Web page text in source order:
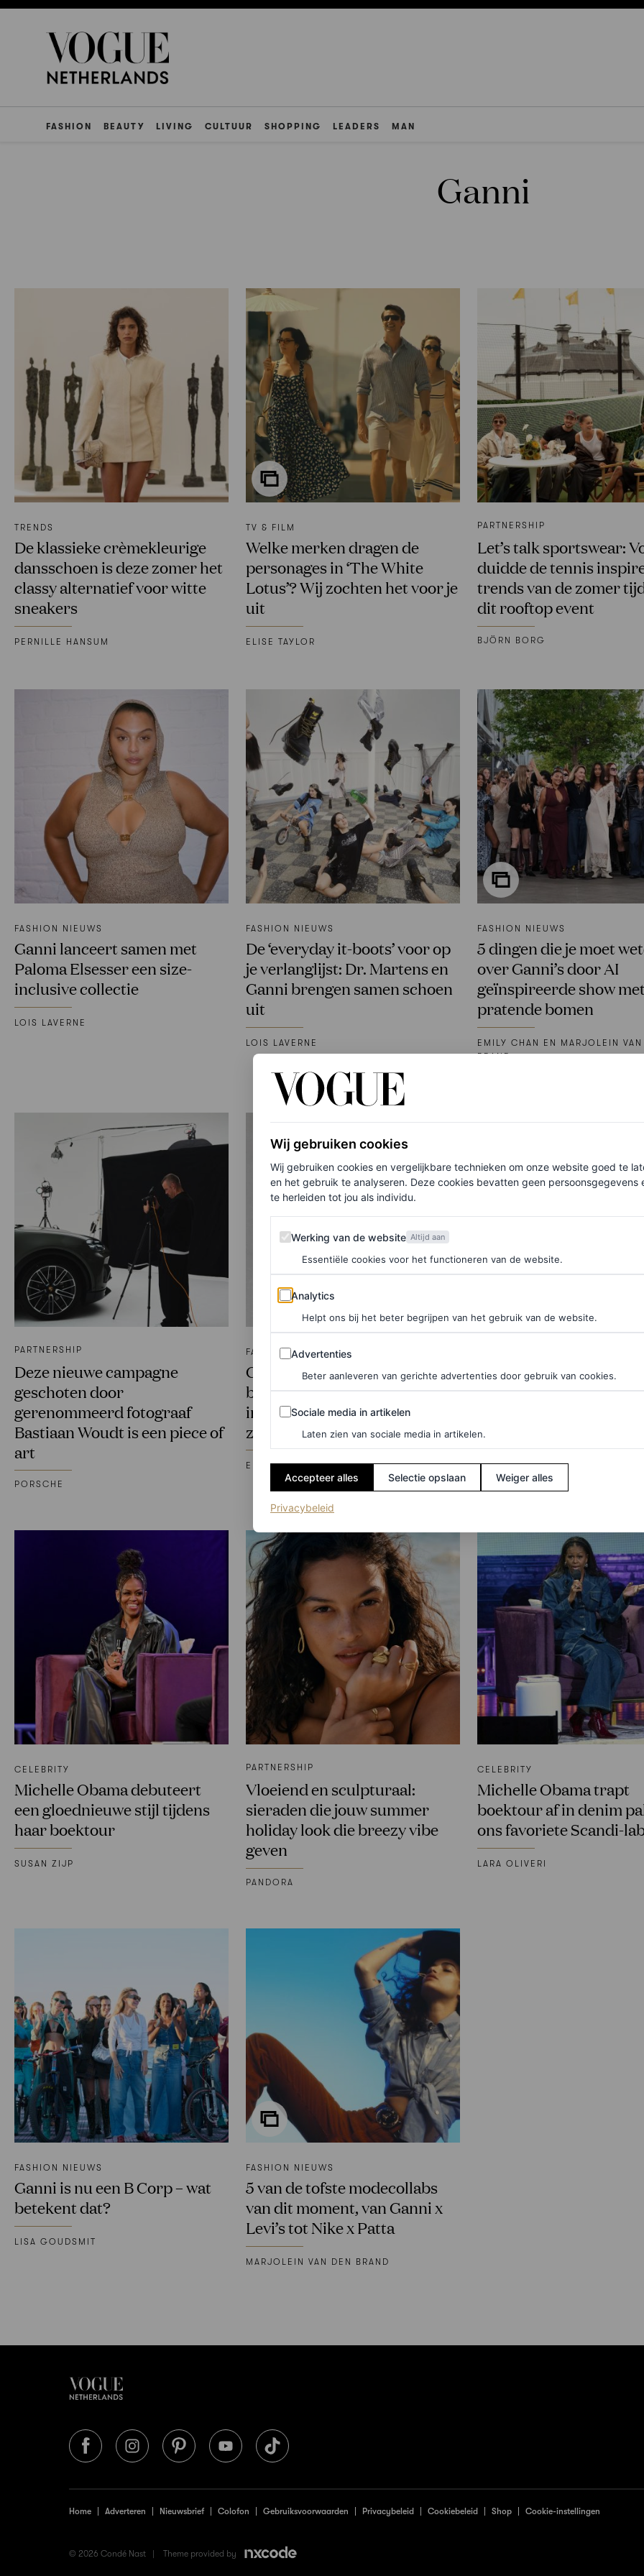
FASHION BEAUTY LIVING CULTUUR SHOPPING LEADERS MAN
Ganni
TRENDS
De klassieke crèmekleurige
dansschoen is deze zomer het
classy alternatief voor witte
sneakers
PERNILLE HANSUM
TV & FILM
Welke merken dragen de
personages in ‘The White
Lotus’? Wij zochten het voor je
uit
ELISE TAYLOR
PARTNERSHIP
Let’s talk sportswear:
duidde de tennis
trends van de zomer
dit rooftop event
BJÖRN BORG
FASHION NIEUWS
Ganni lanceert samen met
Paloma Elsesser een size-
inclusive collectie
LOIS LAVERNE
FASHION NIEUWS
De ‘everyday it-boots’ voor op
je verlanglijst: Dr. Martens en
Ganni brengen samen schoen
uit
LOIS LAVERNE
FASHION NIEUWS
5 dingen die je moet
over Ganni’s door AI
geïnspireerde show
pratende bomen
EMILY CHAN EN MARJOLEIN VAN
BRAND
PARTNERSHIP
Deze nieuwe campagne
geschoten door
gerenommeerd fotograaf
Bastiaan Woudt is een piece of
art
PORSCHE
FASHION NIEUWS
Ganni en Ester Manas
bundelen krachten voor size-
inclusieve
zomervakantiecollectie
EMILY CHAN
Ganni’s nieuwe vegan
gemaakt van
CELEBRITY
Michelle Obama debuteert
een gloednieuwe stijl tijdens
haar boektour
SUSAN ZIJP
PARTNERSHIP
Vloeiend en sculpturaal:
sieraden die jouw summer
holiday look die breezy vibe
geven
PANDORA
CELEBRITY
Michelle Obama trapt
boektour af in denim
ons favoriete Scandi-
LARA OLIVERI
FASHION NIEUWS
Ganni is nu een B Corp – wat
betekent dat?
LISA GOUDSMIT
FASHION NIEUWS
5 van de tofste modecollabs
van dit moment, van Ganni x
Levi’s tot Nike x Patta
MARJOLEIN VAN DEN BRAND
Home Adverteren Nieuwsbrief Colofon Gebruiksvoorwaarden Privacybeleid Cookiebeleid Shop Cookie-instellingen
© 2026 Condé Nast | Theme provided by
Wij gebruiken cookies
Wij gebruiken cookies en vergelijkbare technieken om onze website goed te
en het gebruik te analyseren. Deze cookies bevatten geen persoonsgegevens
te herleiden tot jou als individu.
Werking van de website
Werking van de website Altijd aan
Essentiële cookies voor het functioneren van de website.
Analytics
Analytics
Helpt ons bij het beter begrijpen van het gebruik van de website.
Advertenties
Advertenties
Beter aanleveren van gerichte advertenties door gebruik van cookies.
Sociale media in artikelen
Sociale media in artikelen
Laten zien van sociale media in artikelen.
Accepteer alles Selectie opslaan Weiger alles
Privacybeleid